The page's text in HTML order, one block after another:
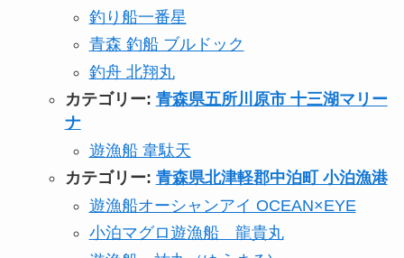
釣り船一番星
青森 釣船 ブルドック
釣舟 北翔丸
カテゴリー: 青森県五所川原市 十三湖マリー
ナ
遊漁船 韋駄天
カテゴリー: 青森県北津軽郡中泊町 小泊漁港
遊漁船オーシャンアイ OCEAN×EYE
小泊マグロ遊漁船 龍貴丸